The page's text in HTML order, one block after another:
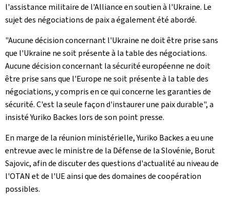
l'assistance militaire de l'Alliance en soutien à l'Ukraine. Le
sujet des négociations de paix a également été abordé.
"Aucune décision concernant l'Ukraine ne doit être prise sans
que l'Ukraine ne soit présente à la table des négociations.
Aucune décision concernant la sécurité européenne ne doit
être prise sans que l'Europe ne soit présente à la table des
négociations, y compris en ce qui concerne les garanties de
sécurité. C'est la seule façon d'instaurer une paix durable", a
insisté Yuriko Backes lors de son point presse.
En marge de la réunion ministérielle, Yuriko Backes a eu une
entrevue avec le ministre de la Défense de la Slovénie, Borut
Sajovic, afin de discuter des questions d'actualité au niveau de
l'OTAN et de l'UE ainsi que des domaines de coopération
possibles.